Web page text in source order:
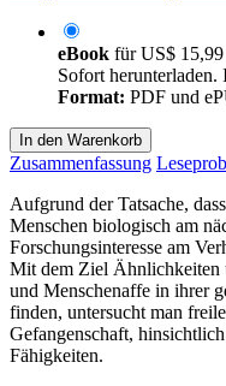
eBook fürUS$ 15,99
Sofort
Format: PDF und
In den Warenkorb
Zusammenfassung
Aufgrund der Tatsache,
Menschen biologisch am
Forschungsinteresse am
Mit dem Ziel Ähnlichkeiten
und Menschenaffe in ihrer
finden, untersucht man
Gefangenschaft,
Fähigkeiten.